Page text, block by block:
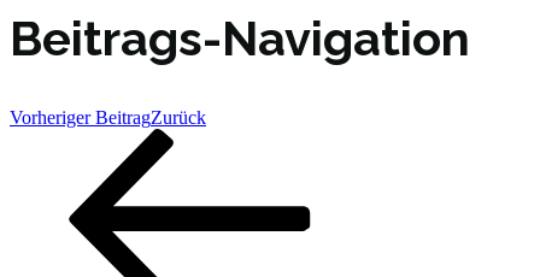
Beitrags-Navigation
Vorheriger BeitragZurück